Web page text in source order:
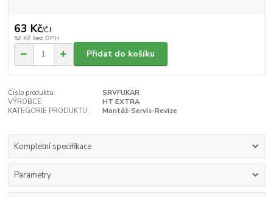
63 Kč/ČJ
52 Kč bez DPH
Přidat do košíku
Číslo produktu:
SRVFUKAR
VÝROBCE:
HT EXTRA
KATEGORIE PRODUKTU:
Montáž-Servis-Revize
Kompletní specifikace
Parametry